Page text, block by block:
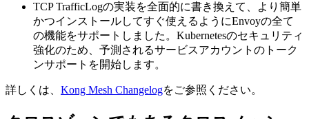
TCP TrafficLogの実装を全面的に書き換えて、より簡単
かつインストールしてすぐ使えるようにEnvoyの全て
の機能をサポートしました。Kubernetesのセキュリティ
強化のため、予測されるサービスアカウントのトーク
ンサポートを開始します。
詳しくは、 Kong Mesh Changelogをご参照ください。